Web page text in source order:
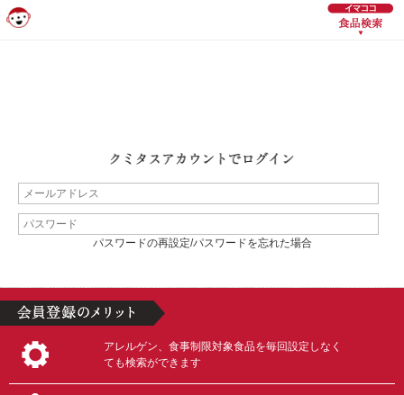
パスワードの再設定/パスワードを忘れた場合
アレルゲン、食事制限対象食品を毎回設定しなく
ても検索ができます